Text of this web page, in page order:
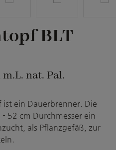
BLT
nat. Pal.
ist ein Dauerbrenner. Die
52 cm Durchmesser ein
als Pflanzgefäß, zur